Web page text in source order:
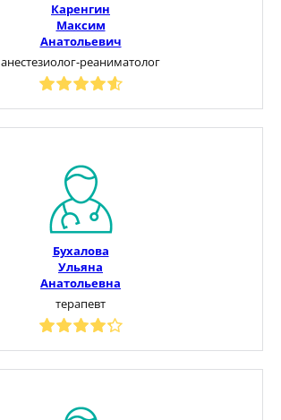
Каренгин
Максим
Анатольевич
анестезиолог-реаниматолог
Бухалова
Ульяна
Анатольевна
терапевт